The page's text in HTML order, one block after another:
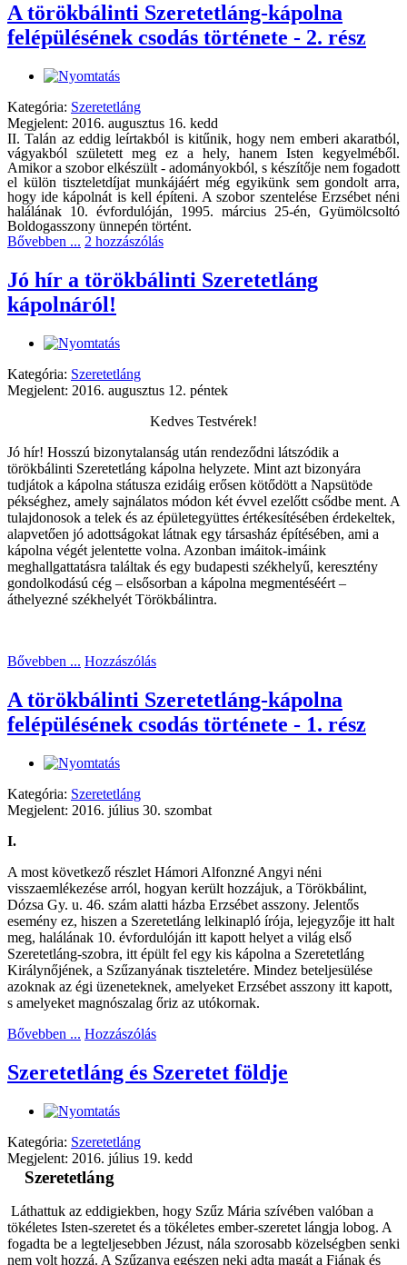
A törökbálinti Szeretetláng-kápolna
felépülésének csodás története - 2. rész
Kategória: Szeretetláng
Megjelent: 2016. augusztus 16. kedd
II. Talán az eddig leírtakból is kitűnik, hogy nem emberi akaratból,
vágyakból született meg ez a hely, hanem Isten kegyelméből.
Amikor a szo­bor elkészült - adományokból, s készítője nem fogadott
el külön tiszteletdíjat munkájáért ­még egyikünk sem gondolt arra,
hogy ide kápolnát is kell építeni. A szobor szentelése Erzsébet néni
halálának 10. évfordulóján, 1995. március 25-én, Gyümölcsoltó
Boldogasszony ünnepén történt.
Bővebben ... 2 hozzászólás
Jó hír a törökbálinti Szeretetláng
kápolnáról!
Kategória: Szeretetláng
Megjelent: 2016. augusztus 12. péntek
Kedves Testvérek!
Jó hír! Hosszú bizonytalanság után rendeződni látszódik a
törökbálinti Szeretetláng kápolna helyzete. Mint azt bizonyára
tudjátok a kápolna státusza ezidáig erősen kötődött a Napsütöde
pékséghez, amely sajnálatos módon két évvel ezelőtt csődbe ment. A
tulajdonosok a telek és az épületegyüttes értékesítésében érdekeltek,
alapvetően jó adottságokat látnak egy társasház építésében, ami a
kápolna végét jelentette volna. Azonban imáitok-imáink
meghallgattatásra találtak és egy budapesti székhelyű, keresztény
gondolkodású cég – elsősorban a kápolna megmentéséért –
áthelyezné székhelyét Törökbálintra.
Bővebben ... Hozzászólás
A törökbálinti Szeretetláng-kápolna
felépülésének csodás története - 1. rész
Kategória: Szeretetláng
Megjelent: 2016. július 30. szombat
I.
A most következő részlet Hámori Alfonzné Angyi néni
visszaemlékezése arról, hogyan került hozzájuk, a Törökbálint,
Dózsa Gy. u. 46. szám alatti házba Erzsébet asszony. Jelentős
esemény ez, hiszen a Szeretetláng lelkinapló írója, lejegyzője itt halt
meg, halálának 10. évfordulóján itt kapott helyet a világ első
Szeretetláng-szobra, itt épült fel egy kis kápolna a Szeretetláng
Királynőjének, a Szűzanyának tiszteletére. Mindez beteljesülése
azoknak az égi üzeneteknek, amelyeket Erzsébet asszony itt kapott,
s amelyeket magnószalag őriz az utókornak.
Bővebben ... Hozzászólás
Szeretetláng és Szeretet földje
Kategória: Szeretetláng
Megjelent: 2016. július 19. kedd
Szeretetláng
Láthattuk az eddigiekben, hogy Szűz Mária szívében valóban a
tökéletes Isten-szeretet és a tökéletes ember-szeretet lángja lobog. A
fogadta be a legteljesebben Jézust, nála szorosabb közelségben senki
nem volt hozzá. A Szűzanya egészen neki adta magát a Fiának és